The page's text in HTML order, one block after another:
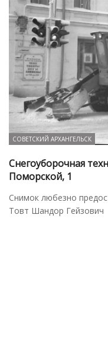
СОВЕТСКИЙ АРХАНГЕЛЬСК
Снегоуборочная
Поморской, 1
Снимок любезно
Товт Шандор Гейзович